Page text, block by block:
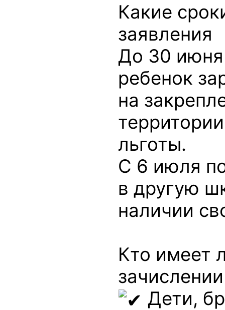
Какие
заявления
До 30
ребенок
на
льготы.
С 6 июля
в другую
наличии
Кто имеет
Дети,